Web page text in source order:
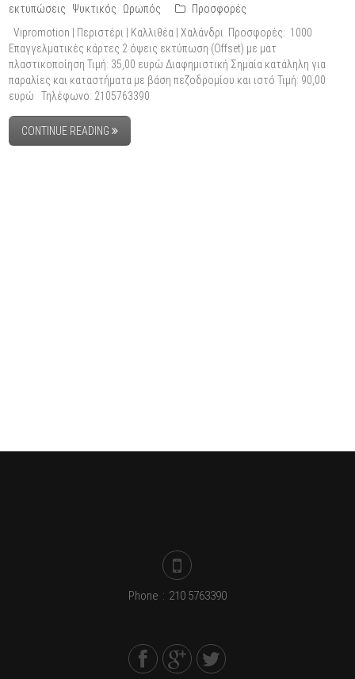
εκτυπώσεις
Ψυκτικός Ωρωπός
Προσφορές
Vipromotion | Περιστέρι | Καλλιθέα | Χαλάνδρι Προσφορές: 1000
Επαγγελματικές κάρτες 2 όψεις εκτύπωση (Offset) με ματ
πλαστικοποίηση Τιμή: 35,00 ευρώ Διαφημιστική Σημαία κατάληλη για
παραλίες και καταστήματα με βάση πεζοδρομίου και ιστό Τιμή: 90,00
ευρώ Τηλέφωνο: 2105763390
CONTINUE READING
Phone : 210 5763390